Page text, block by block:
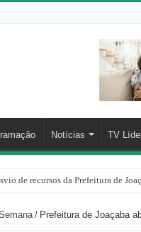
Notícias TV
de recursos da Prefeitura de
/ Prefeitura de Joaçaba